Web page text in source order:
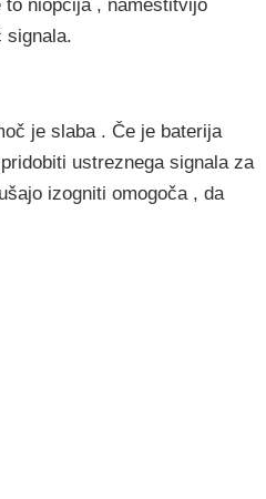
to niopcija , namestitvijo
signala.
je slaba . Če je baterija
ustreznega signala za
izogniti omogoča , da